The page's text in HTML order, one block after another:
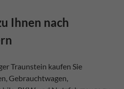
Ihnen nach
Traunstein kaufen Sie
Gebrauchtwagen,